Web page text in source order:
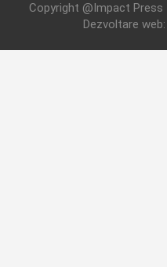
Copyright @Impact
Dezvoltare web: